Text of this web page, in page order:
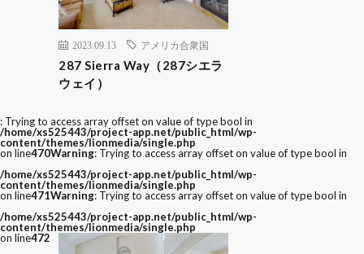
2023.09.13 アメリカ合衆国
287 Sierra Way（287シエラ
ウェイ）
: Trying to access array offset on value of type bool in
/home/xs525443/project-app.net/public_html/wp-
content/themes/lionmedia/single.php
on line470Warning: Trying to access array offset on value of type bool in
/home/xs525443/project-app.net/public_html/wp-
content/themes/lionmedia/single.php
on line471Warning: Trying to access array offset on value of type bool in
/home/xs525443/project-app.net/public_html/wp-
content/themes/lionmedia/single.php
on line472